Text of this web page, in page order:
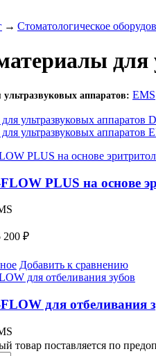
→ Стоматологическое
для
аппаратов: EMS
PLUS на основе
200 ₽
Добавить к сравнению
для отбеливания
товар поставляется по